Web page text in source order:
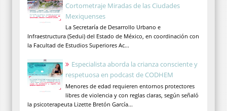
Cortometraje Miradas de las Ciudades
Mexiquenses
La Secretaría de Desarrollo Urbano e
Infraestructura (Sedui) del Estado de México, en coordinación con
la Facultad de Estudios Superiores Ac...
Especialista aborda la crianza consciente y
respetuosa en podcast de CODHEM
Menores de edad requieren entornos protectores
libres de violencia y con reglas claras, según señaló
la psicoterapeuta Lizette Bretón García...